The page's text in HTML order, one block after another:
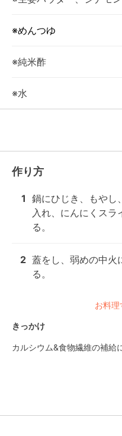
※めんつゆ
※純米酢
※水
作り方
1 鍋にひじき、もやし
入れ、にんにくス
る。
2 蓋をし、弱めの中火
る。
お料理
きっかけ
カルシウム&食物繊維の補給